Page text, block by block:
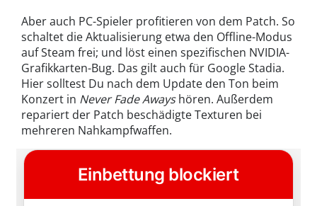
Aber auch PC-Spieler profitieren von dem Patch. So
schaltet die Aktualisierung etwa den Offline-Modus
auf Steam frei; und löst einen spezifischen NVIDIA-
Grafikkarten-Bug. Das gilt auch für Google Stadia.
Hier solltest Du nach dem Update den Ton beim
Konzert in Never Fade Awayshören. Außerdem
repariert der Patch beschädigte Texturen bei
mehreren Nahkampfwaffen.